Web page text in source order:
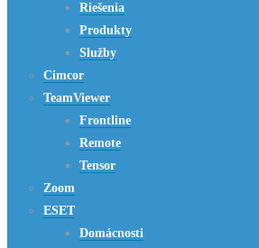
Riešenia
Produkty
Služby
Cimcor
TeamViewer
Frontline
Remote
Tensor
Zoom
ESET
Domácnosti